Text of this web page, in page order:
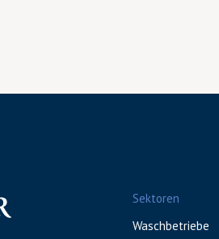
Sektoren
Waschbetriebe